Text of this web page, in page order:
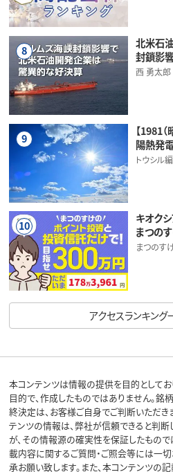
8
北米石
封鎖影
西 勇太郎
9
【1981
陽熱発
トウシル
10
キオク
まつの
まつのす
アクセスランキング
本コンテンツは情報の提供を目的として
目的で、作成したものではありません。
終決定は、お客様ご自身でご判断いただき
テンツの情報は、弊社が信頼できると判
が、その情報源の確実性を保証したもの
載内容に関するご質問・ご照会等には一
承お願い致します。また、本コンテンツの